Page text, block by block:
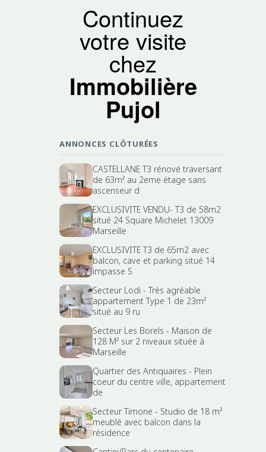
Continuez
votre visite
chez
Immobilière
Pujol
ANNONCES CLÔTURÉES
CASTELLANE T3 rénové traversant
de 63m² au 2eme étage sans
ascenseur d
EXCLUSIVITE VENDU- T3 de 58m2
situé 24 Square Michelet 13009
Marseille
EXCLUSIVITE T3 de 65m2 avec
balcon, cave et parking situé 14
impasse S
Secteur Lodi - Très agréable
appartement Type 1 de 23m²
situé au 9 ru
Secteur Les Borels - Maison de
128 M² sur 2 niveaux située à
Marseille
Quartier des Antiquaires - Plein
coeur du centre ville, appartement
de
Secteur Timone - Studio de 18 m²
meublé avec balcon dans la
résidence